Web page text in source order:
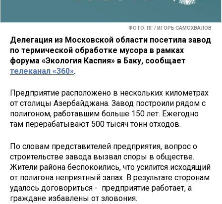
ФОТО: ПГ / ИГОРЬ САМОХВАЛОВ
Делегация из Московской области посетила завод
по термической обработке мусора в рамках
форума «Экология Каспия» в Баку, сообщает
телеканал «360».
Предприятие расположено в нескольких километрах
от столицы Азербайджана. Завод построили рядом с
полигоном, работавшим больше 150 лет. Ежегодно
там перерабатывают 500 тысяч тонн отходов.
По словам представителей предприятия, вопрос о
строительстве завода вызвал споры в обществе.
Жители района беспокоились, что усилится исходящий
от полигона неприятный запах. В результате сторонам
удалось договориться - предприятие работает, а
граждане избавлены от зловония.